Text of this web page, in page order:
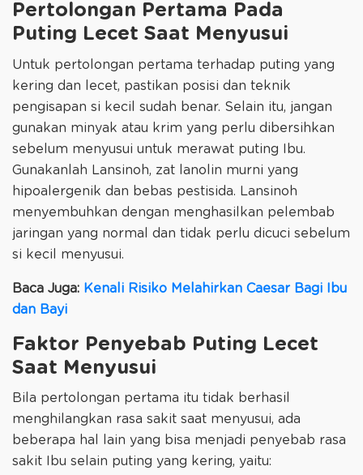
Pertolongan Pertama Pada
Puting Lecet Saat Menyusui
Untuk pertolongan pertama terhadap puting yang
kering dan lecet, pastikan posisi dan teknik
pengisapan si kecil sudah benar. Selain itu, jangan
gunakan minyak atau krim yang perlu dibersihkan
sebelum menyusui untuk merawat puting Ibu.
Gunakanlah Lansinoh, zat lanolin murni yang
hipoalergenik dan bebas pestisida. Lansinoh
menyembuhkan dengan menghasilkan pelembab
jaringan yang normal dan tidak perlu dicuci sebelum
si kecil menyusui.
Baca Juga: Kenali Risiko Melahirkan Caesar Bagi Ibu
dan Bayi
Faktor Penyebab Puting Lecet
Saat Menyusui
Bila pertolongan pertama itu tidak berhasil
menghilangkan rasa sakit saat menyusui, ada
beberapa hal lain yang bisa menjadi penyebab rasa
sakit Ibu selain puting yang kering, yaitu: